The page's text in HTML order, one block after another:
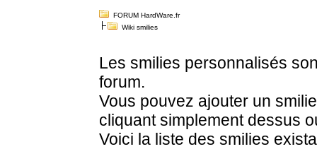
FORUM HardWare.fr
Wiki smilies
Les smilies personnalisés
forum.
Vous pouvez ajouter un
cliquant simplement dessus
Voici la liste des smilies